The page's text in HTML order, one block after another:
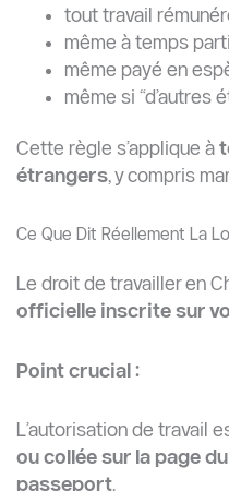
tout travail
même à temps
même payé en
même si “d’autres
Cette règle s’applique à
étrangers, y compris
Ce Que Dit Réellement La
Le droit de travailler en
officielle inscrite sur
Point crucial :
L’autorisation de travail
ou collée sur la page
passeport.